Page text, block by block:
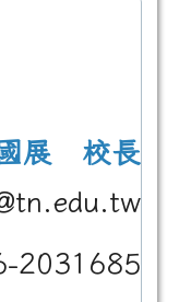
展 校長
2031685